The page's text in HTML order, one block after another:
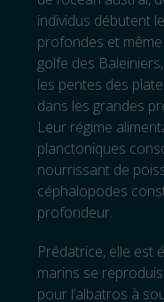
individus débutent
profondes et
golfe des
les pentes des
dans les grandes
Leur régime
planctoniques
nourrissant de
céphalopodes
profondeur.
Prédatrice, elle est
marins se
pour l’albatros à